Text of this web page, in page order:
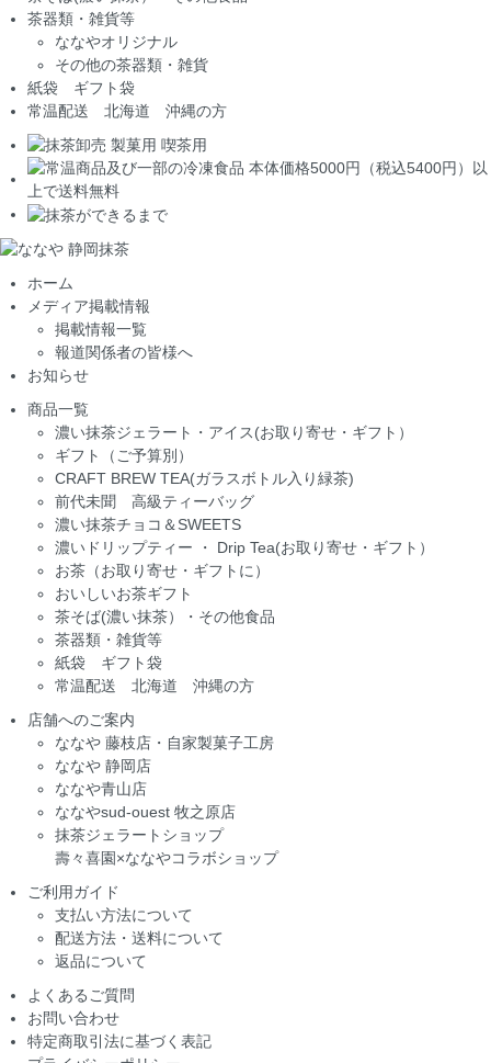
茶器類・雑貨等
ななやオリジナル
その他の茶器類・雑貨
紙袋 ギフト袋
常温配送 北海道 沖縄の方
ホーム
メディア掲載情報
掲載情報一覧
報道関係者の皆様へ
お知らせ
商品一覧
濃い抹茶ジェラート・アイス(お取り寄せ・ギフト）
ギフト（ご予算別）
CRAFT BREW TEA(ガラスボトル入り緑茶)
前代未聞 高級ティーバッグ
濃い抹茶チョコ＆SWEETS
濃いドリップティー ・ Drip Tea(お取り寄せ・ギフト）
お茶（お取り寄せ・ギフトに）
おいしいお茶ギフト
茶そば(濃い抹茶）・その他食品
茶器類・雑貨等
紙袋 ギフト袋
常温配送 北海道 沖縄の方
店舗へのご案内
ななや 藤枝店・自家製菓子工房
ななや 静岡店
ななや青山店
ななやsud-ouest 牧之原店
抹茶ジェラートショップ
壽々喜園×ななやコラボショップ
ご利用ガイド
支払い方法について
配送方法・送料について
返品について
よくあるご質問
お問い合わせ
特定商取引法に基づく表記